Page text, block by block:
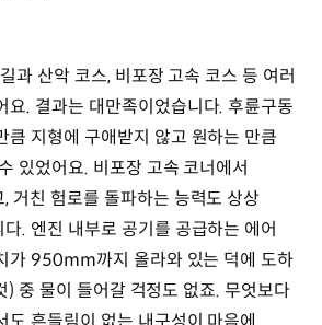
과 산악 코스, 비포장 고속 코스 등 여러
요. 결과는 대만족이었습니다. 후륜구동
큼 지형에 구애받지 않고 원하는 만큼
있었어요. 비포장 고속 코너에서
거친 험로를 돌파하는 능력도 상상
. 엔진 내부로 공기를 공급하는 에어
가 950mm까지 올라와 있는 덕에 도하
) 중 물이 들어갈 걱정도 없죠. 무엇보다